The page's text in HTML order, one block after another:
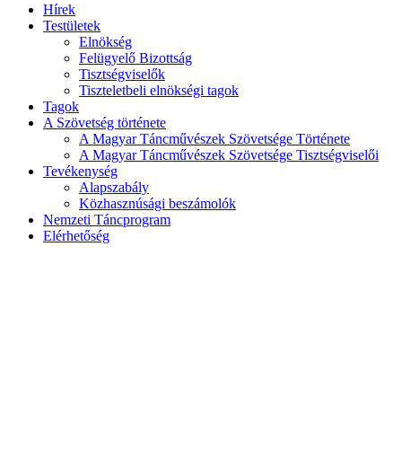
Hírek
Testületek
Elnökség
Felügyelő Bizottság
Tisztségviselők
Tiszteletbeli elnökségi tagok
Tagok
A Szövetség története
A Magyar Táncművészek Szövetsége Története
A Magyar Táncművészek Szövetsége Tisztségviselői
Tevékenység
Alapszabály
Közhasznúsági beszámolók
Nemzeti Táncprogram
Elérhetőség